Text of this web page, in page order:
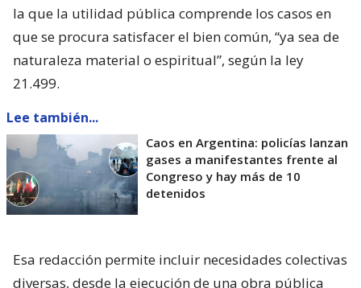
la que la utilidad pública comprende los casos en
que se procura satisfacer el bien común, “ya sea de
naturaleza material o espiritual”, según la ley
21.499.
Lee también...
Caos en Argentina: policías lanzan
gases a manifestantes frente al
Congreso y hay más de 10
detenidos
Esa redacción permite incluir necesidades colectivas
diversas, desde la ejecución de una obra pública